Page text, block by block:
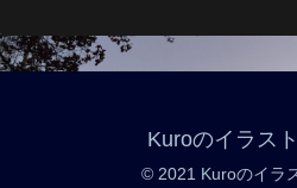
Kuroのイラス
© 2021 Kuroのイラ